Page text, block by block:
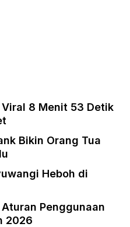
8 Menit 53 Detik
Bikin Orang Tua
Heboh di
Aturan Penggunaan
2026